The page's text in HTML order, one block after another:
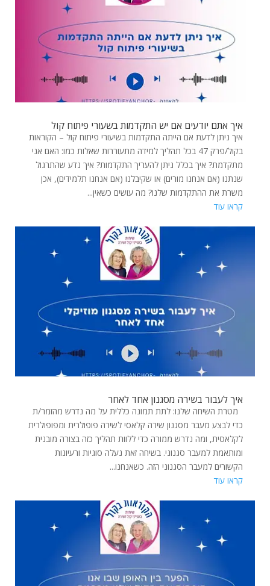
איך אתם יודעים אם יש התקדמות בשעורי פיתוח קול
איך ניתן לדעת אם הייתה התקדמות בשיעורי פיתוח קול – הקוראות
בקול/פרק 47 בכל תהליך למידה מתעוררות שאלות כמו: האם אני
מתקדמת? איך בכלל ניתן להעריך התקדמות? איך נדע שהתרגול
שנתנו (אם אנחנו מורים) או שקיבלנו (אם אנחנו תלמידים), אכן
משרת את ההתקדמות שלנו? מה עושים כשאין...
קראו עוד
איך לעבור בשירה מסגנון אחד לאחר
מטרת השיחה שלנו: לתת תמונה כללית על מה נדרש מהזמר/ת
כדי לבצע מעבר מסגנון שירה קלאסי לשירה פופולרית ומפופולרית
לקלאסית, ומה נדרש ממורה כדי ללוות תהליך כזה בצורה מובנית
ומותאמת למעבר סגנוני. בשיחה זאת נעלה סוגיות ורעיונות
הקשורים למעבר הסגנוני הזה. כשאנחנו...
קראו עוד